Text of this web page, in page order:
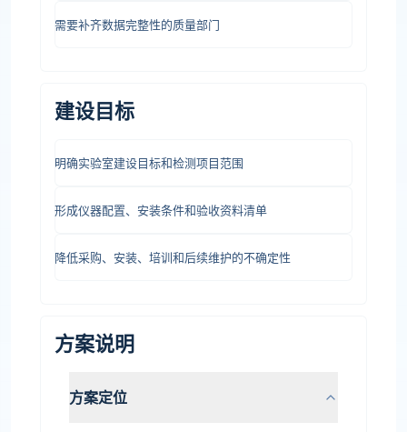
需要补齐数据完整性的质量部门
建设目标
明确实验室建设目标和检测项目范围
形成仪器配置、安装条件和验收资料清单
降低采购、安装、培训和后续维护的不确定性
方案说明
方案定位